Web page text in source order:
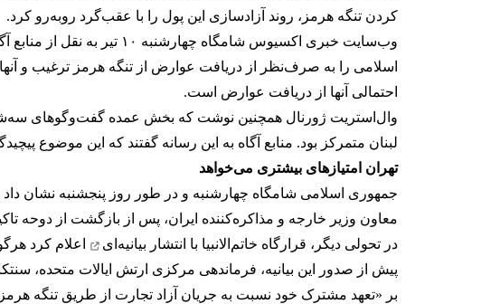
کردن تنگه هرمز، روند آزادسازی این پول را با عقب‌گرد روبه‌رو کرد.
وب‌سایت خبری اکسیوس شامگاه چهارشنبه ۱۰ تیر به نقل از منابع آگاه
اسلامی را به صرف‌نظر از دریافت عوارض از تنگه هرمز ترغیب و آنها
احتمالی آنها از دریافت عوارض است.
وال‌استریت ژورنال همچنین نوشت که بخش عمده گفت‌وگوهای سه‌شنبه
لبنان متمرکز بود. منابع آگاه به این رسانه گفتند که این موضوع
تهران امتیازهای بیشتری می‌خواهد
جمهوری اسلامی شامگاه چهارشنبه و در طور روز پنجشنبه نشان
معاون وزیر خارجه و مذاکره‌کننده ایران، پس از بازگشت از دوحه
در تحولی دیگر، قرارگاه خاتم‌الانبیا با انتشار بیانیه‌ای
اعلام کرد
پیش از صدور این بیانیه، فرماندهی مرکزی ارتش ایالات متحده،
بر «تعهد مشترک خود نسبت به جریان آزاد تجارت از طریق تنگه